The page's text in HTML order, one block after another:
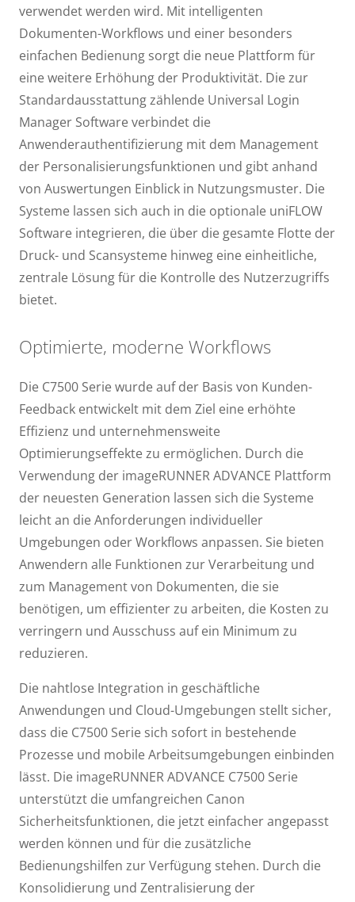
verwendet werden wird. Mit intelligenten
Dokumenten-Workflows und einer besonders
einfachen Bedienung sorgt die neue Plattform für
eine weitere Erhöhung der Produktivität. Die zur
Standardausstattung zählende Universal Login
Manager Software verbindet die
Anwenderauthentifizierung mit dem Management
der Personalisierungsfunktionen und gibt anhand
von Auswertungen Einblick in Nutzungsmuster. Die
Systeme lassen sich auch in die optionale uniFLOW
Software integrieren, die über die gesamte Flotte der
Druck- und Scansysteme hinweg eine einheitliche,
zentrale Lösung für die Kontrolle des Nutzerzugriffs
bietet.
Optimierte, moderne Workflows
Die C7500 Serie wurde auf der Basis von Kunden-
Feedback entwickelt mit dem Ziel eine erhöhte
Effizienz und unternehmensweite
Optimierungseffekte zu ermöglichen. Durch die
Verwendung der imageRUNNER ADVANCE Plattform
der neuesten Generation lassen sich die Systeme
leicht an die Anforderungen individueller
Umgebungen oder Workflows anpassen. Sie bieten
Anwendern alle Funktionen zur Verarbeitung und
zum Management von Dokumenten, die sie
benötigen, um effizienter zu arbeiten, die Kosten zu
verringern und Ausschuss auf ein Minimum zu
reduzieren.
Die nahtlose Integration in geschäftliche
Anwendungen und Cloud-Umgebungen stellt sicher,
dass die C7500 Serie sich sofort in bestehende
Prozesse und mobile Arbeitsumgebungen einbinden
lässt. Die imageRUNNER ADVANCE C7500 Serie
unterstützt die umfangreichen Canon
Sicherheitsfunktionen, die jetzt einfacher angepasst
werden können und für die zusätzliche
Bedienungshilfen zur Verfügung stehen. Durch die
Konsolidierung und Zentralisierung der